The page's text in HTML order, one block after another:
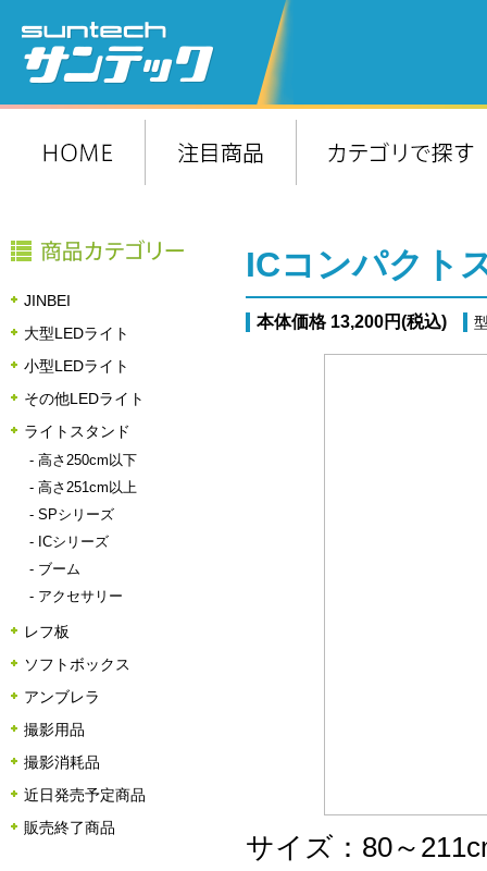
ICコンパクト
本体価格 13,200円(税込)
サイズ：80～
JINBEI
大型LEDライト
小型LEDライト
その他LEDライト
ライトスタンド
- 高さ250cm以下
- 高さ251cm以上
- SPシリーズ
- ICシリーズ
- ブーム
- アクセサリー
レフ板
ソフトボックス
アンブレラ
撮影用品
撮影消耗品
近日発売予定商品
販売終了商品